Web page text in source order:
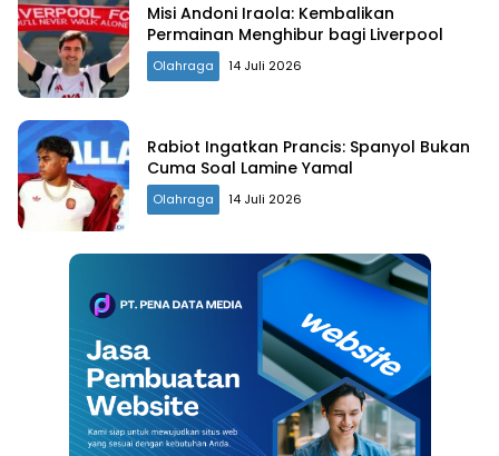
Misi Andoni Iraola: Kembalikan
Permainan Menghibur bagi Liverpool
Olahraga 14 Juli 2026
Rabiot Ingatkan Prancis: Spanyol Bukan
Cuma Soal Lamine Yamal
Olahraga 14 Juli 2026